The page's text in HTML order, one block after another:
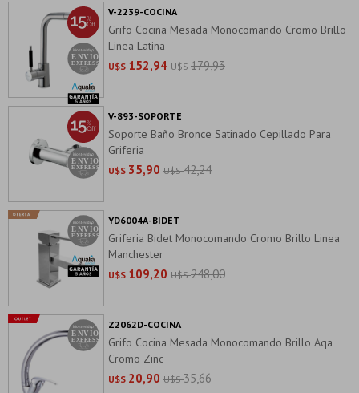
Grifo Cocina Mesada Monocomando Cromo Brillo
Linea Latina
U$S 152,94 U$S 179,93
V-2239-COCINA
Soporte Baño Bronce Satinado Cepillado Para
Griferia
U$S 35,90 U$S 42,24
V-893-SOPORTE
Griferia Bidet Monocomando Cromo Brillo Linea
Manchester
U$S 109,20 U$S 248,00
YD6004A-BIDET
Grifo Cocina Mesada Monocomando Brillo Aqa
Cromo Zinc
U$S 20,90 U$S 35,66
Z2062D-COCINA